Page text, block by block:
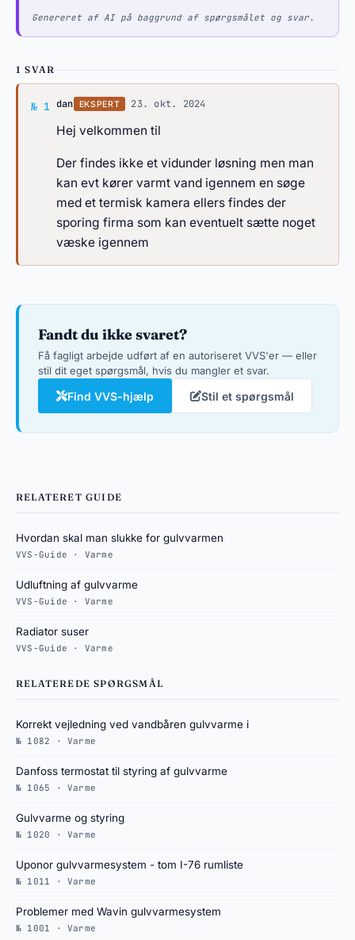
Genereret af AI på baggrund af spørgsmålet og svar.
1 SVAR
№ 1 Svar af dan
dan EKSPERT 23. okt. 2024
Hej velkommen til
Der findes ikke et vidunder løsning men man
kan evt kører varmt vand igennem en søge
med et termisk kamera ellers findes der
sporing firma som kan eventuelt sætte noget
væske igennem
Fandt du ikke svaret?
Få fagligt arbejde udført af en autoriseret VVS'er — eller
stil dit eget spørgsmål, hvis du mangler et svar.
Find VVS-hjælp Stil et spørgsmål
RELATERET GUIDE
Hvordan skal man slukke for gulvvarmen
VVS-Guide · Varme
Udluftning af gulvvarme
VVS-Guide · Varme
Radiator suser
VVS-Guide · Varme
RELATEREDE SPØRGSMÅL
Korrekt vejledning ved vandbåren gulvvarme i
№ 1082 · Varme
Danfoss termostat til styring af gulvvarme
№ 1065 · Varme
Gulvvarme og styring
№ 1020 · Varme
Uponor gulvvarmesystem - tom I-76 rumliste
№ 1011 · Varme
Problemer med Wavin gulvvarmesystem
№ 1001 · Varme